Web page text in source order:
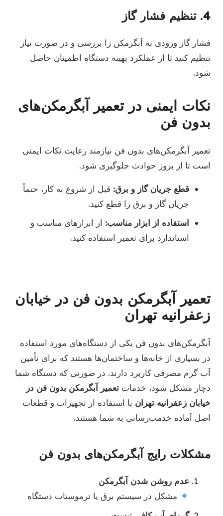
4. تنظیم فشار گاز
فشار گاز ورودی به آبگرمکن را بررسی و در صورت نیاز
تنظیم کنید تا از عملکرد بهینه دستگاه اطمینان حاصل
شود.
نکات ایمنی در تعمیر آبگرمکن‌های
بدون فن
تعمیر آبگرمکن‌های بدون فن نیازمند رعایت نکات ایمنی
است تا از بروز حوادث جلوگیری شود.
قطع جریان گاز و برق: قبل از شروع به کار، حتماً
جریان گاز و برق را قطع کنید.
استفاده از ابزار مناسب: از ابزارهای مناسب و
استاندارد برای تعمیر استفاده کنید.
تعمیر آبگرمکن بدون فن در خیابان
زعفرانیه تهران
آبگرمکن‌های بدون فن یکی از دستگاه‌های مورد استفاده
در بسیاری از خانه‌ها و ساختمان‌ها هستند که برای تأمین
آب گرم مصرفی کاربرد دارند. در صورتی که دستگاه شما
دچار مشکل شود، خدماتتعمیر آبگرمکن بدون فن در
خیابان زعفرانیه تهران با استفاده از تجهیزات و قطعات
اصل آماده خدمت‌رسانی به شما هستند.
مشکلات رایج آبگرمکن‌های بدون فن
عدم روشن شدن آبگرمکن
مشکل در سیستم برق یا ترموستات دستگاه